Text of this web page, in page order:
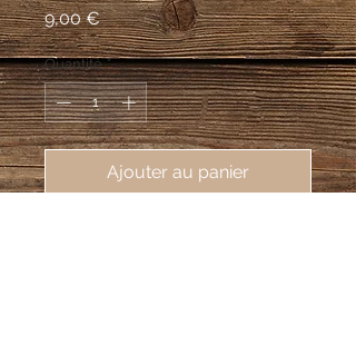
9,00 €Prix
Quantité *
Ajouter au panier